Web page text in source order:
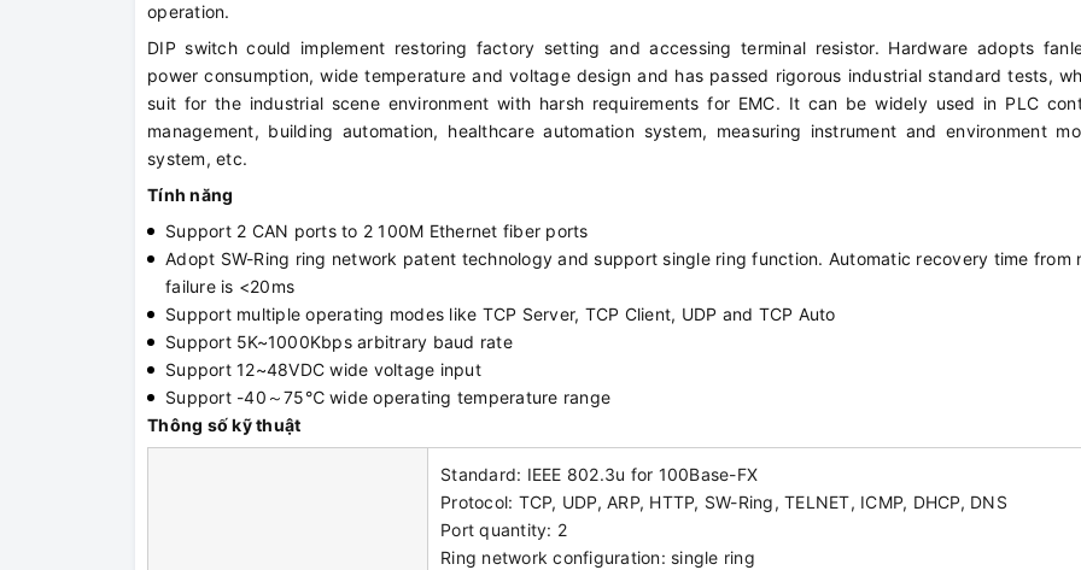
operation.
DIP switch could implement restoring factory setting and accessing terminal resistor. Hardware adopts
power consumption, wide temperature and voltage design and has passed rigorous industrial standard tests,
suit for the industrial scene environment with harsh requirements for EMC. It can be widely used in PLC
management, building automation, healthcare automation system, measuring instrument and environment
system, etc.
Tính năng
Support 2 CAN ports to 2 100M Ethernet fiber ports
Adopt SW-Ring ring network patent technology and support single ring function. Automatic recovery time from
failure is <20ms
Support multiple operating modes like TCP Server, TCP Client, UDP and TCP Auto
Support 5K~1000Kbps arbitrary baud rate
Support 12~48VDC wide voltage input
Support -40～75℃ wide operating temperature range
Thông số kỹ thuật
Standard: IEEE 802.3u for 100Base-FX
Protocol: TCP, UDP, ARP, HTTP, SW-Ring, TELNET, ICMP, DHCP, DNS
Port quantity: 2
Ring network configuration: single ring